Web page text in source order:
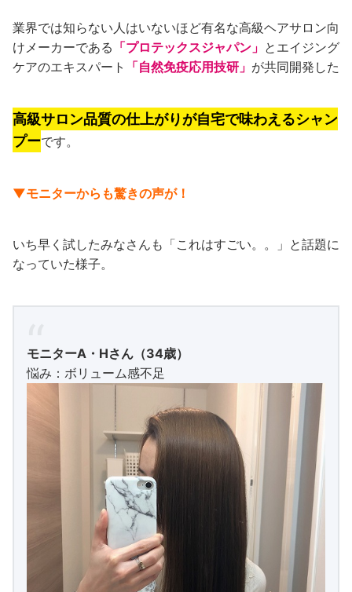
業界では知らない人はいないほど有名な高級ヘアサロン向
けメーカーである 「プロテックスジャパン」 とエイジング
ケアのエキスパート
「自然免疫応用技研」 が共同開発した
高級サロン品質の仕上がりが自宅で味わえるシャン
プーです。
▼モニターからも驚きの声が！
いち早く試したみなさんも「これはすごい。。」と話題に
なっていた様子。
モニターA・Hさん（34歳）
悩み：ボリューム感不足